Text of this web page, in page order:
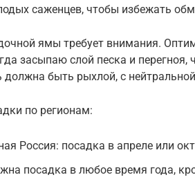
саженцев, чтобы избежать
ямы требует внимания.
засыпаю слой песка и перегноя,
должна быть рыхлой, с
по регионам:
Россия: посадка в апреле или
посадка в любое время года,